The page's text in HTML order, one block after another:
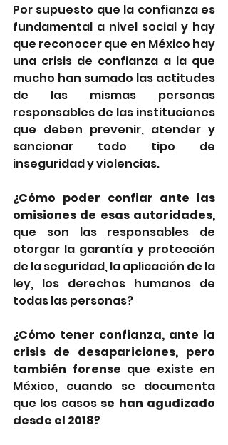
Por supuesto que la confianza es
fundamental a nivel social y hay
que reconocer que en México hay
una crisis de confianza a la que
mucho han sumado las actitudes
de las mismas personas
responsables de las instituciones
que deben prevenir, atender y
sancionar todo tipo de
inseguridad y violencias.
¿Cómo poder confiar ante las
que son las
responsables de
otorgar la garantía y protección
de la seguridad, la aplicación de la
ley, los derechos humanos de
todas las personas?
¿Cómo tener confianza, ante la
crisis de desapariciones, pero
también forense que existe en
México, cuando se documenta
que los casos se han agudizado
desde el 2018?